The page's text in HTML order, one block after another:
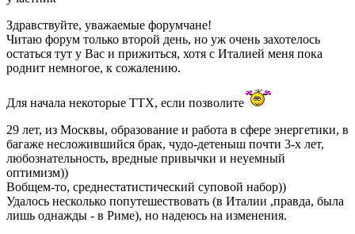
Здравствуйте, уважаемые форумчане!
Читаю форум только второй день, но уж очень захотелось
остаться тут у Вас и прижиться, хотя с Италией меня пока
роднит немногое, к сожалению.
Для начала некоторые ТТХ, если позволите
29 лет, из Москвы, образование и работа в сфере энергетики, в
багаже несложившийся брак, чудо-детеныш почти 3-х лет,
любознательность, вредные привычки и неуемный
оптимизм))
Вобщем-то, среднестатистический суповой набор))
Удалось несколько попутешествовать (в Италии ,правда, была
лишь однажды - в Риме), но надеюсь на изменения.